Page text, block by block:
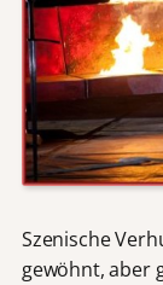
Szenische
gewöhnt, aber